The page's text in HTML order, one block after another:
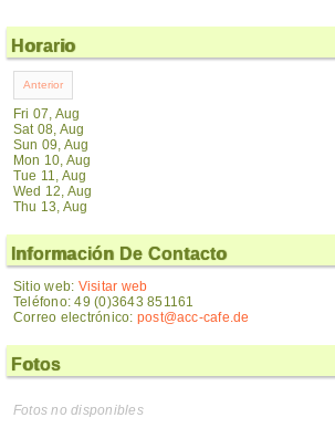
Horario
Fri 07, Aug
Sat 08, Aug
Sun 09, Aug
Mon 10, Aug
Tue 11, Aug
Wed 12, Aug
Thu 13, Aug
Información De Contacto
Sitio web: Visitar web
Teléfono: 49 (0)3643 851161
Correo electrónico: post@acc-cafe.de
Fotos
Fotos no disponibles